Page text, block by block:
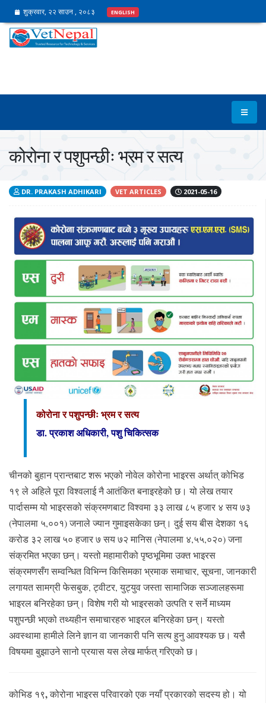
शुक्रवार, २२ साउन , २०८३ ENGLISH
कोरोना र पशुपन्छीः भ्रम र सत्य
DR. PRAKASH ADHIKARI VET ARTICLES 2021-05-16
कोरोना र पशुपन्छीः भ्रम र सत्य
डा. प्रकाश अधिकारी, पशु चिकित्सक
चीनको बुहान प्रान्तबाट शरू भएको नोवेल कोरोना भाइरस अर्थात् कोभिड
१९ ले अहिले पूरा विश्वलाई नै आतंकित बनाइरहेको छ। यो लेख तयार
पार्दासम्म यो भाइरसको संक्रमणबाट विश्वमा ३३ लाख ८५ हजार ४ सय ७३
(नेपालमा ५,००१) जनाले ज्यान गुमाइसकेका छन्। दुई सय बीस देशका १६
करोड ३२ लाख ५० हजार ७ सय ७२ मानिस (नेपालमा ४,५५,०२०) जना
संक्रमित भएका छन्। यस्तो महामारीको पृष्ठभूमिमा उक्त भाइरस
संक्रमणसँग सम्वन्धित विभिन्न किसिमका भ्रमाक समाचार, सूचना, जानकारी
लगायत सामग्री फेसबुक, ट्वीटर, युट्युव जस्ता सामाजिक सञ्जालहरूमा
भाइरल बनिरहेका छन्। विशेष गरी यो भाइरसको उत्पति र सर्ने माध्यम
पशुपन्छी भएको तथ्यहीन समाचारहरु भाइरल बनिरहेका छन्। यस्तो
अवस्थामा हामीले लिने ज्ञान वा जानकारी पनि सत्य हुनु आवश्यक छ। यसै
विषयमा बुझाउने सानो प्रयास यस लेख मार्फत् गरिएको छ।
कोभिड १९,कोरोना भाइरस परिवारको एक नयाँ प्रकारको सदस्य हो। यो